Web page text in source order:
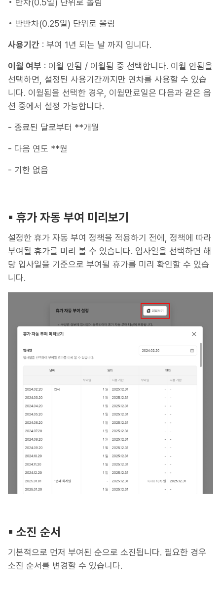
• 반차(0.5일) 단위로 올림
• 반반차(0.25일) 단위로 올림
사용기간 : 부여 1년 되는 날 까지 입니다.
이월 여부 : 이월 안됨 / 이월됨 중 선택합니다. 이월 안됨을
선택하면, 설정된 사용기간까지만 연차를 사용할 수 있습
니다. 이월됨을 선택한 경우, 이월만료일은 다음과 같은 옵
션 중에서 설정 가능합니다.
- 종료된 달로부터 **개월
- 다음 연도 **월
- 기한 없음
▪︎ 휴가 자동 부여 미리보기
설정한 휴가 자동 부여 정책을 적용하기 전에, 정책에 따라
부여될 휴가를 미리 볼 수 있습니다. 입사일을 선택하면 해
당 입사일을 기준으로 부여될 휴가를 미리 확인할 수 있습
니다.
▪︎ 소진 순서
기본적으로 먼저 부여된 순으로 소진됩니다. 필요한 경우
소진 순서를 변경할 수 있습니다.